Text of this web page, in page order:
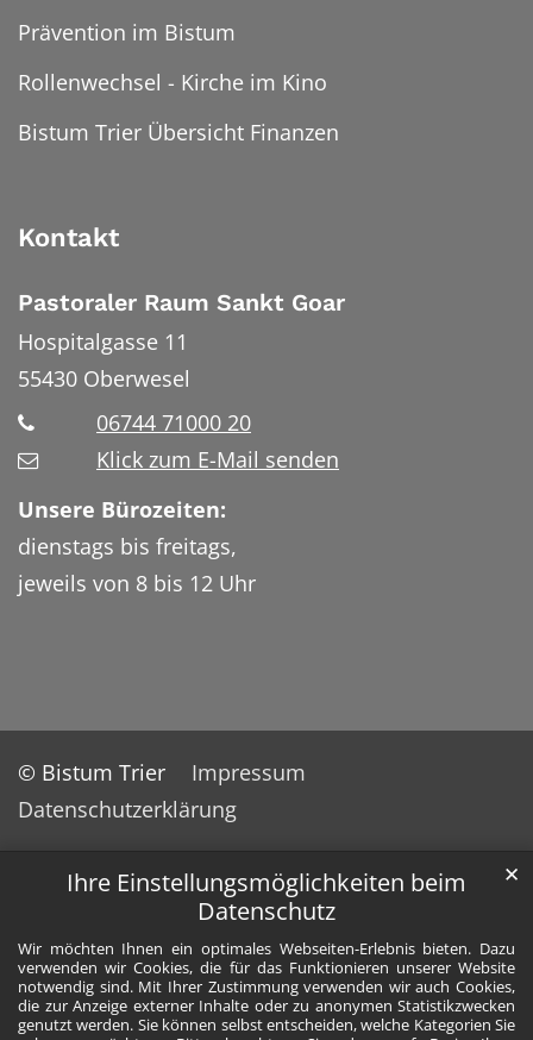
Ihre Einstellungsmöglichkeiten beim
Datenschutz
Wir möchten Ihnen ein optimales Webseiten-Erlebnis bieten. Dazu
verwenden wir Cookies, die für das Funktionieren unserer Website
notwendig sind. Mit Ihrer Zustimmung verwenden wir auch Cookies,
die zur Anzeige externer Inhalte oder zu anonymen Statistikzwecken
genutzt werden. Sie können selbst entscheiden, welche Kategorien Sie
✕
Prävention im Bistum
Rollenwechsel - Kirche im Kino
Bistum Trier Übersicht Finanzen
Kontakt
Pastoraler Raum Sankt Goar
Hospitalgasse 11
55430 Oberwesel
06744 71000 20
Klick zum E-Mail senden
Unsere Bürozeiten:
dienstags bis freitags,
jeweils von 8 bis 12 Uhr
© Bistum Trier
Impressum
Datenschutzerklärung